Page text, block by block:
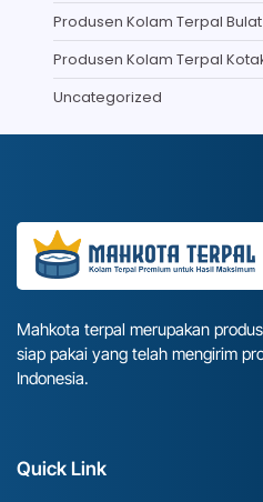
Produsen Kolam Terpal Bulat
Produsen Kolam Terpal
Uncategorized
Mahkota terpal merupakan
siap pakai yang telah mengirim
Indonesia.
Quick Link